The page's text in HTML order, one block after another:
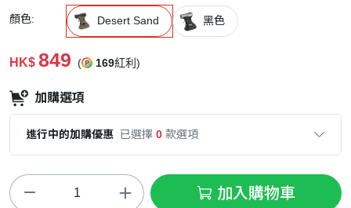
顏色: Desert Sand 黑色
HK$ 849 ( 169紅利)
加購選項
進行中的加購優惠 已選擇 0 款選項
加入購物車